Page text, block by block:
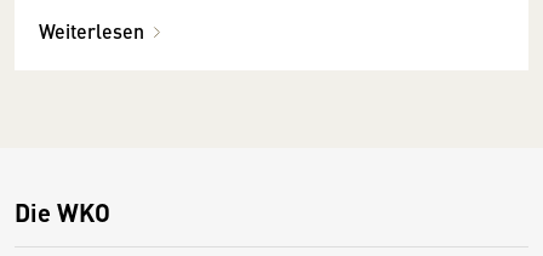
Weiterlesen
Die WKO